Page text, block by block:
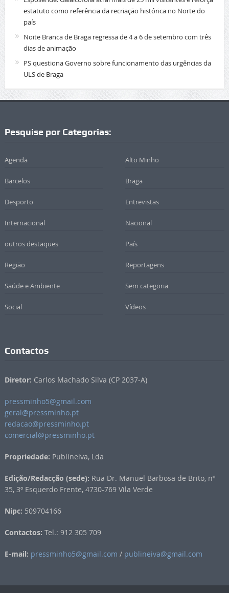
estatuto como referência da recriação histórica no Norte do
país
Noite Branca de Braga regressa de 4 a 6 de setembro com três
dias de animação
PS questiona Governo sobre funcionamento das urgências da
ULS de Braga
Pesquise por Categorias:
Agenda Alto Minho
Barcelos Braga
Desporto Entrevistas
Internacional Nacional
outros destaques País
Região Reportagens
Saúde e Ambiente Sem categoria
Social Vídeos
Contactos
Diretor: Carlos Machado Silva (CP 2037-A)
pressminho5@gmail.com
geral@pressminho.pt
redacao@pressminho.pt
comercial@pressminho.pt
Propriedade: Publineiva, Lda
Edição/Redacção (sede): Rua Dr. Manuel Barbosa de Brito, nº
35, 3º Esquerdo Frente, 4730-769 Vila Verde
Nipc: 509704166
Contactos: Tel.: 912 305 709
E-mail: pressminho5@gmail.com / publineiva@gmail.com